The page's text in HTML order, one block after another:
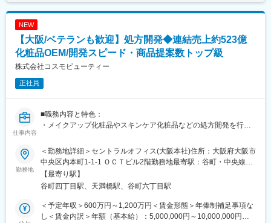
す。特に、アミノ酸・ペプチド合成の最先端を走っており、世界
ゆるステージを一貫して対応できるサービス力が持ち味です。武
田薬品工業や第一三共・味の素・アステラス製薬・日本新薬など
大手企業様と取引を行っており、顧客基盤は安定しています。
・製品設計、工程設計におけるリスクアセスメント
・変更管理業務
・逸脱管理業務
つの業務のウェイトはそこまで重くなく、広く浅く様々な業務領
域を横断いただきます）
です。出張期間は国内の場合は1泊～2泊、海外の場合は1週間程
度です。
■配属先：
配属予定のグループ10名（グループ長1名、メンバー9名）
※うち9名は中途入社者
NEW
【大阪/ベテランも歓迎】処方開発◆連結売上約523億
化粧品OEM/開発スピード・商品提案数トップ級
株式会社コスモビューティー
正社員
仕事内容
■職務内容と特色：
・メイクアップ化粧品やスキンケア化粧品などの処方開発を行っ
できるかどうか検討します。年間総試作品件数約9,000件を100名
で担当しているため、個人では年平均100～200の試作品を開発す
ることになります。開発スピードや商品提案数などは業界トップ
クラスを誇り、競合他社より出荷率が高いことが特徴です。
・担当製品は上長から振り分けられるパターンと営業から「○○さ
んはシャンプーが得意なので依頼してみよう！」といった形で直
接指名で依頼が来るパターンの２つあります。また、当社では営
勤務地
＜勤務地詳細＞セントラルオフィス(大阪本社)住所：大阪府大阪市
中央区内本町1-1-1 ＯＣＴビル2階勤務地最寄駅：谷町・中央線線
／谷町四丁目駅受動喫煙対策：屋内全面禁煙変更の範囲：【変更
の範囲：大阪府、兵庫県】
【最寄り駅】
谷町四丁目駅、天満橋駅、谷町六丁目駅
＜予定年収＞600万円～1,200万円＜賃金形態＞年俸制補足事項な
し＜賃金内訳＞年額（基本給）：5,000,000円～10,000,000円そ